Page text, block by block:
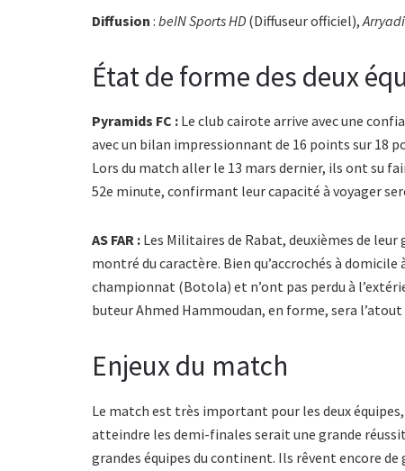
Diffusion : beIN Sports HD (Diffuseur officiel),
État de forme des deux
Pyramids FC : Le club cairote arrive avec une
avec un bilan impressionnant de 16 points sur 18
Lors du match aller le 13 mars dernier, ils ont su
52e minute, confirmant leur capacité à voyager
AS FAR : Les Militaires de Rabat, deuxièmes de
montré du caractère. Bien qu’accrochés à
championnat (Botola) et n’ont pas perdu à
buteur Ahmed Hammoudan, en forme, sera
Enjeux du match
Le match est très important pour les deux
atteindre les demi-finales serait une grande
grandes équipes du continent. Ils rêvent encore